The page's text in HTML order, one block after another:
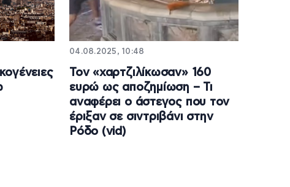
04.08.2025, 10:48
Τον «χαρτζιλίκωσαν» 160
ευρώ ως αποζημίωση – Τι
αναφέρει ο άστεγος που τον
έριξαν σε σιντριβάνι στην
Ρόδο (vid)